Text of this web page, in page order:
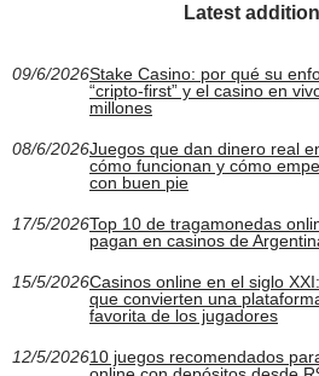
Latest
09/6/2026Stake Casino: por qué su
“cripto-first” y el casino en
millones
08/6/2026Juegos que dan dinero real
cómo funcionan y cómo
con buen pie
17/5/2026Top 10 de tragamonedas
pagan en casinos de
15/5/2026Casinos online en el siglo
que convierten una
favorita de los jugadores
12/5/202610 juegos recomendados